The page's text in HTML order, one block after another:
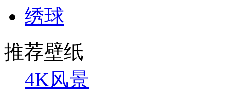
绣球
推荐壁纸
4K风景